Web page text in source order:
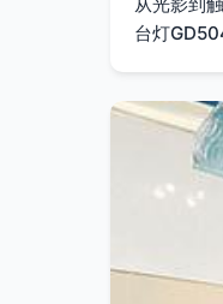
台灯